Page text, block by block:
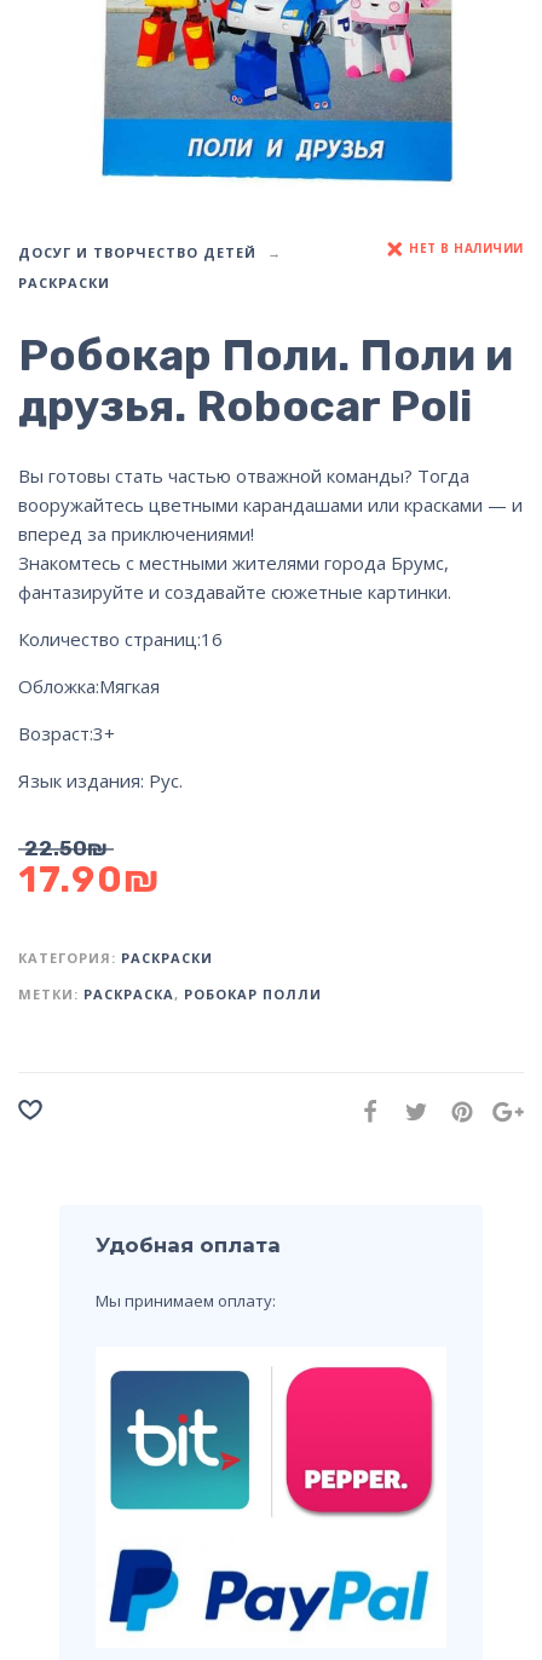
ДОСУГ И ТВОРЧЕСТВО ДЕТЕЙ
РАСКРАСКИ
НЕТ В НАЛИЧИИ
Робокар Поли. Поли и
друзья. Robocar Poli
Вы готовы стать частью отважной команды? Тогда
вооружайтесь цветными карандашами или красками — и
вперед за приключениями!
Знакомтесь с местными жителями города Брумс,
фантазируйте и создавайте сюжетные картинки.
Количество страниц:16
Обложка:Мягкая
Возраст:3+
Язык издания: Рус.
22.50₪
17.90₪
КАТЕГОРИЯ: РАСКРАСКИ
МЕТКИ: РАСКРАСКА , РОБОКАР ПОЛЛИ
Удобная оплата
Мы принимаем оплату: